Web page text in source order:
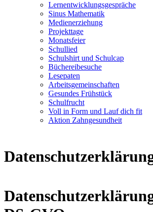
Lernentwicklungsgespräche
Sinus Mathematik
Medienerziehung
Projekttage
Monatsfeier
Schullied
Schulshirt und Schulcap
Büchereibesuche
Lesepaten
Arbeitsgemeinschaften
Gesundes Frühstück
Schulfrucht
Voll in Form und Lauf dich fit
Aktion Zahngesundheit